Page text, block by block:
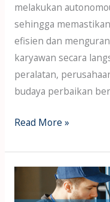
melakukan
sehingga
efisien dan
karyawan secara
peralatan,
budaya perbaikan
Read More »
TPM